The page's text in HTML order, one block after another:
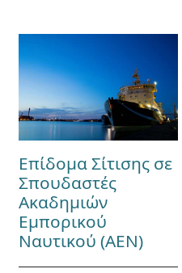
Επίδομα Σίτισης σε
Σπουδαστές
Ακαδημιών
Εμπορικού
Ναυτικού (ΑΕΝ)